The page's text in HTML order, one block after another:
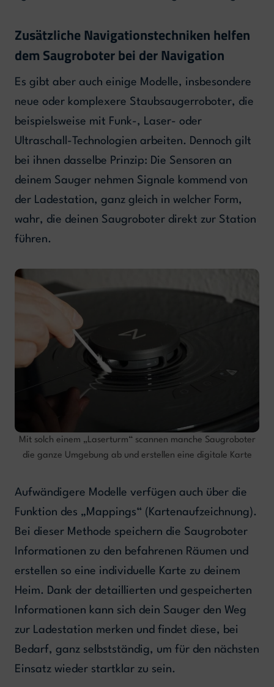
Zusätzliche Navigationstechniken helfen
dem Saugroboter bei der Navigation
Es gibt aber auch einige Modelle, insbesondere
neue oder komplexere Staubsaugerroboter, die
beispielsweise mit Funk-, Laser- oder
Ultraschall-Technologien arbeiten. Dennoch gilt
bei ihnen dasselbe Prinzip: Die Sensoren an
deinem Sauger nehmen Signale kommend von
der Ladestation, ganz gleich in welcher Form,
wahr, die deinen Saugroboter direkt zur Station
führen.
Mit solch einem „Laserturm“ scannen manche Saugroboter
die ganze Umgebung ab und erstellen eine digitale Karte
Aufwändigere Modelle verfügen auch über die
Funktion des „Mappings“ (Kartenaufzeichnung).
Bei dieser Methode speichern die Saugroboter
Informationen zu den befahrenen Räumen und
erstellen so eine individuelle Karte zu deinem
Heim. Dank der detaillierten und gespeicherten
Informationen kann sich dein Sauger den Weg
zur Ladestation merken und findet diese, bei
Bedarf, ganz selbstständig, um für den nächsten
Einsatz wieder startklar zu sein.